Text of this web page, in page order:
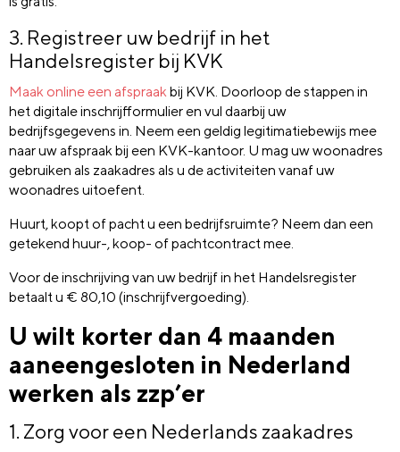
3. Registreer uw bedrijf in het
Handelsregister bij KVK
Maak online een afspraakbij KVK. Doorloop de stappen in
het digitale inschrijfformulier en vul daarbij uw
bedrijfsgegevens in. Neem een geldig legitimatiebewijs mee
naar uw afspraak bij een KVK-kantoor. U mag uw woonadres
gebruiken als zaakadres als u de activiteiten vanaf uw
woonadres uitoefent.
Huurt, koopt of pacht u een bedrijfsruimte? Neem dan een
getekend huur-, koop- of pachtcontract mee.
Voor de inschrijving van uw bedrijf in het Handelsregister
betaalt u € 80,10 (inschrijfvergoeding).
U wilt korter dan 4 maanden
aaneengesloten in Nederland
werken als zzp’er
1. Zorg voor een Nederlands zaakadres